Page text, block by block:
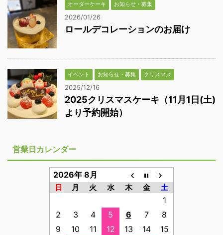
オーダーケーキ お知らせ・募集
2026/01/26
ロールデコレーションのお届け
イベント お知らせ・募集 クリスマス
2025/12/16
2025クリスマスケーキ（11月1日(土)
より予約開始）
営業日カレンダー
2026年 8月
日 月 火 水 木 金 土
1
2
3 4 5 6 7
8
9
10 11 12 13 14
15